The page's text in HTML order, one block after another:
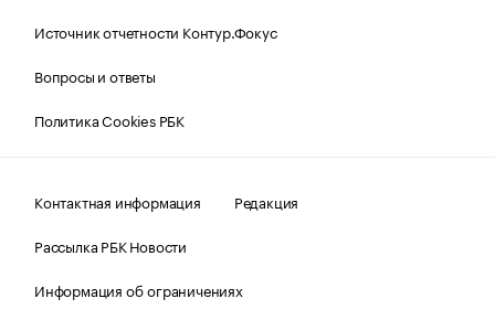
Источник отчетности Контур.Фокус
Вопросы и ответы
Политика Cookies РБК
Контактная информация
Редакция
Рассылка РБК Новости
Информация об ограничениях